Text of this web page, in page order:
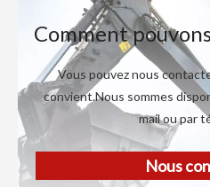
Comment
Vous pouvez nous
convient.Nous sommes
mail ou par
Nous